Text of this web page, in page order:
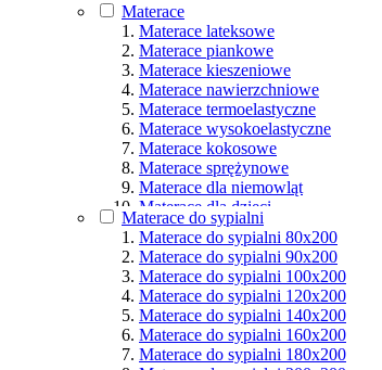
Materace
Materace lateksowe
Materace piankowe
Materace kieszeniowe
Materace nawierzchniowe
Materace termoelastyczne
Materace wysokoelastyczne
Materace kokosowe
Materace sprężynowe
Materace dla niemowląt
Materace dla dzieci
Materace hybrydowe
Materace naturalne
Materace ortopedyczne
Materace multipocket
Materace premium
Materace dla seniorów
Materace dla par
Materace dla alergików
Materace do sypialni
Materace do sypialni 80x200
Materace do sypialni 90x200
Materace do sypialni 100x200
Materace do sypialni 120x200
Materace do sypialni 140x200
Materace do sypialni 160x200
Materace do sypialni 180x200